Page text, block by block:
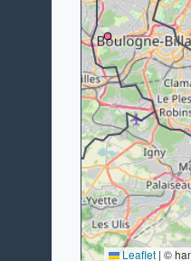
Leaflet | ©